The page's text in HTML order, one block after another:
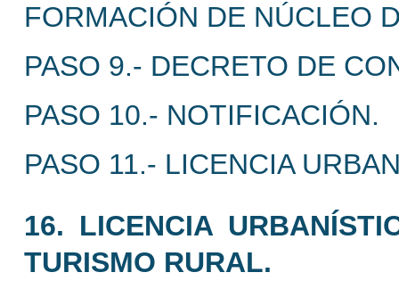
FORMACIÓN DE NÚCLEO
PASO 9.- DECRETO DE
PASO 10.- NOTIFICACIÓN.
PASO 11.- LICENCIA
16. LICENCIA
TURISMO RURAL.